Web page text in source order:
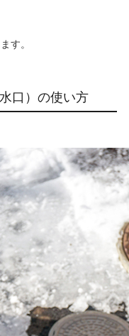
す。
口）の使い方